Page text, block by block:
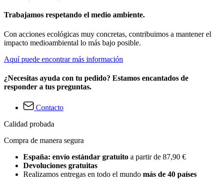
Trabajamos respetando el medio ambiente.
Con acciones ecológicas muy concretas, contribuimos a mantener el
impacto medioambiental lo más bajo posible.
Aquí puede encontrar más información
¿Necesitas ayuda con tu pedido? Estamos encantados de
responder a tus preguntas.
Contacto
Calidad probada
Compra de manera segura
España: envío estándar gratuito a partir de 87,90 €
Devoluciones gratuitas
Realizamos entregas en todo el mundo más de 40 países